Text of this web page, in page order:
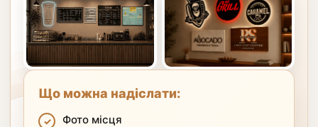
Що можна надіслати:
Фото місця